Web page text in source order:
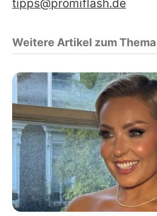
tipps@promiflash.de
Weitere Artikel zum Thema